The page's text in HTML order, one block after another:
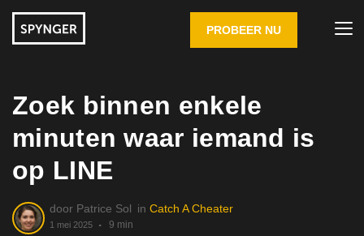
PROBEER NU
Zoek binnen enkele
minuten waar iemand is
op LINE
door Patrice Sol in Catch A Cheater
1 mei 2025 9 min